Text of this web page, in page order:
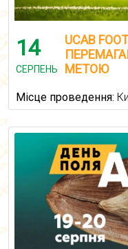
14
СЕРПЕНЬ
UCAB
МЕТОЮ
Місце проведення: